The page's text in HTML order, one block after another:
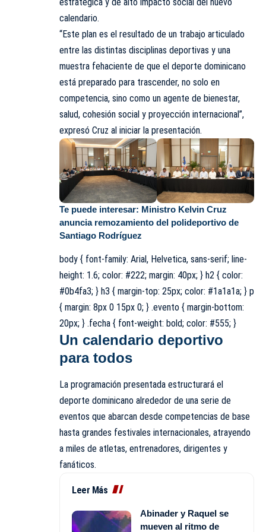
calendario.
“Este plan es el resultado de un trabajo articulado
entre las distintas disciplinas deportivas y una
muestra fehaciente de que el deporte dominicano
está preparado para trascender, no solo en
competencia, sino como un agente de bienestar,
salud, cohesión social y proyección internacional”,
expresó Cruz al iniciar la presentación.
Te puede interesar: Ministro Kelvin Cruz
anuncia remozamiento del polideportivo de
Santiago Rodríguez
body { font-family: Arial, Helvetica, sans-serif; line-
height: 1.6; color: #222; margin: 40px; } h2 { color:
#0b4fa3; } h3 { margin-top: 25px; color: #1a1a1a; } p
{ margin: 8px 0 15px 0; } .evento { margin-bottom:
20px; } .fecha { font-weight: bold; color: #555; }
Un calendario deportivo
para todos
La programación presentada estructurará el
deporte dominicano alrededor de una serie de
eventos que abarcan desde competencias de base
hasta grandes festivales internacionales, atrayendo
a miles de atletas, entrenadores, dirigentes y
fanáticos.
Leer Más
Abinader y Raquel se
mueven al ritmo de